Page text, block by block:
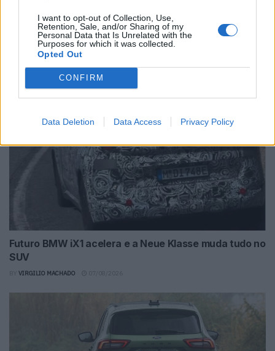
I want to opt-out of Collection, Use,
Retention, Sale, and/or Sharing of my
Personal Data that Is Unrelated with the
Purposes for which it was collected.
Opted Out
CONFIRM
Data Deletion Data Access Privacy Policy
Trump lança ataque aos elétricos com
acusação inesperada
BYVIRGILIO MACHADO 07/08/2026
Futuro BMW iX1 acelera e a Neue Klasse muda tudo no
SUV
VIRGILIO MACHADO